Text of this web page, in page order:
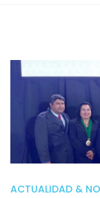
ACTUALIDAD &